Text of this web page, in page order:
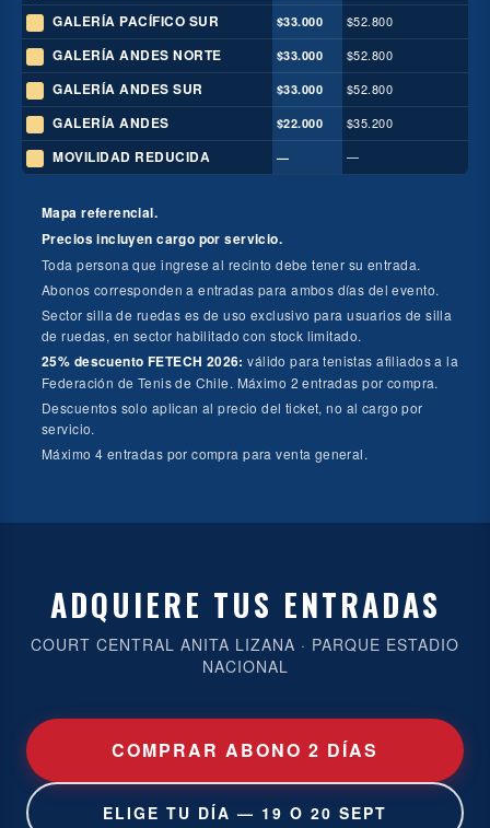
GALERÍA PACÍFICO SUR $33.000 $52.800
GALERÍA ANDES NORTE $33.000 $52.800
GALERÍA ANDES SUR $33.000 $52.800
GALERÍA ANDES $22.000 $35.200
MOVILIDAD REDUCIDA — —
Mapa referencial.
Precios incluyen cargo por servicio.
Toda persona que ingrese al recinto debe tener su entrada.
Abonos corresponden a entradas para ambos días del evento.
Sector silla de ruedas es de uso exclusivo para usuarios de silla
de ruedas, en sector habilitado con stock limitado.
25% descuento FETECH 2026: válido para tenistas afiliados a la
Federación de Tenis de Chile. Máximo 2 entradas por compra.
Descuentos solo aplican al precio del ticket, no al cargo por
servicio.
Máximo 4 entradas por compra para venta general.
ADQUIERE TUS ENTRADAS
COURT CENTRAL ANITA LIZANA · PARQUE ESTADIO
NACIONAL
COMPRAR ABONO 2 DÍAS
ELIGE TU DÍA — 19 O 20 SEPT